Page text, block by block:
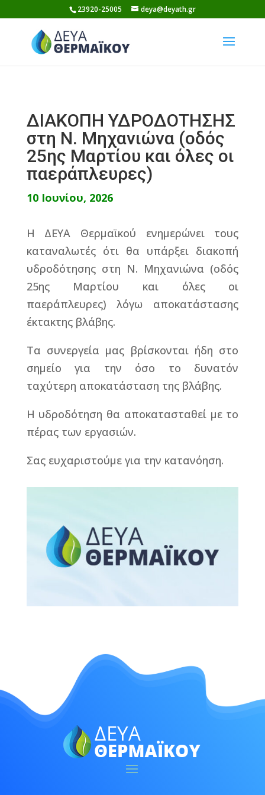
to
content
23920-25005 deya@deyath.gr
ΔΙΑΚΟΠΗ ΥΔΡΟΔΟΤΗΣΗΣ
στη Ν. Μηχανιώνα (οδός
25ης Μαρτίου και όλες οι
παεράπλευρες)
10 Ιουνίου, 2026
Η ΔΕΥΑ Θερμαϊκού ενημερώνει τους
καταναλωτές ότι θα υπάρξει διακοπή
υδροδότησης στη Ν. Μηχανιώνα (οδός
25ης Μαρτίου και όλες οι
παεράπλευρες) λόγω αποκατάστασης
έκτακτης βλάβης.
Τα συνεργεία μας βρίσκονται ήδη στο
σημείο για την όσο το δυνατόν
ταχύτερη αποκατάσταση της βλάβης.
Η υδροδότηση θα αποκατασταθεί με το
πέρας των εργασιών.
Σας ευχαριστούμε για την κατανόηση.